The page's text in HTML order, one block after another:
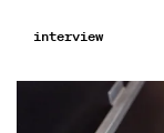
interview